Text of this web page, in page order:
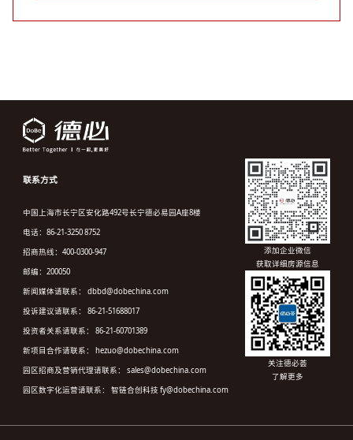
联系方式
中国上海市长宁区安化路492号长宁德必易园A座8楼
电话：86-21-3250 8752
招商热线：400-0300-947
邮编：200050
新闻媒体请联系： dbbd@dobechina.com
投诉建议请联系： 86-21-51688017
投资者关系请联系： 86-21-60701389
新项目合作请联系： hezuo@dobechina.com
园区招商及营销代理请联系： sales@dobechina.com
园区数字化运营请联系： 智链合创科技 fy@dobechina.com
添加企业微信
获取详细房源信息
关注德必荟
了解更多